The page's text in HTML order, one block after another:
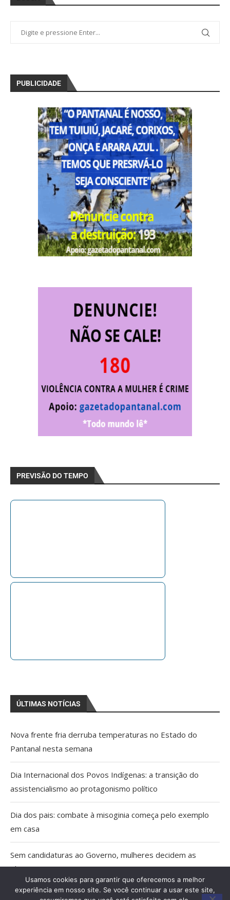
PUBLICIDADE
PREVISÃO DO TEMPO
ÚLTIMAS NOTÍCIAS
Nova frente fria derruba temperaturas no Estado do
Pantanal nesta semana
Dia Internacional dos Povos Indígenas: a transição do
assistencialismo ao protagonismo político
Dia dos pais: combate à misoginia começa pelo exemplo
em casa
Sem candidaturas ao Governo, mulheres decidem as
eleições em MS
Domingo Dia dos Pais com baixa umidade do ar e
Usamos cookies para garantir que oferecemos a melhor
experiência em nosso site. Se você continuar a usar este site,